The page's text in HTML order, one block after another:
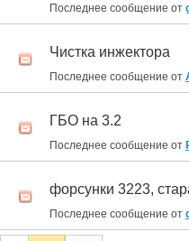
Последнее сообщение от
Чистка инжектора
Последнее сообщение от
ГБО на 3.2
Последнее сообщение от
форсунки 3223,
Последнее сообщение от